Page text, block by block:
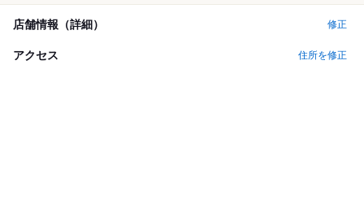
店舗情報（詳細） 修正
アクセス 住所を修正